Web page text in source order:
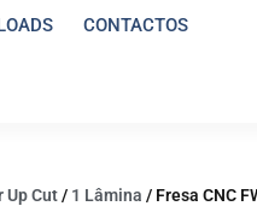
CONTACTOS
Up Cut/ 1 Lâmina / Fresa CNC